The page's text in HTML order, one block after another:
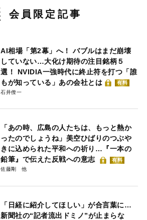
会員限定記事
AI相場「第2幕」へ！ バブルはまだ崩壊
していない…大化け期待の注目銘柄５
選！ NVIDIA一強時代に終止符を打つ「誰
もが知っている」あの会社とは
有料
石井僚一
「あの時、広島の人たちは、もっと熱か
ったのでしょうね」美空ひばりのつぶや
きに込められた平和への祈り…『一本の
鉛筆』で伝えた反戦への意志
有料
佐藤剛
「日経に紹介してほしい」が合言葉に…
新聞社の“記者流出ドミノ”が止まらな